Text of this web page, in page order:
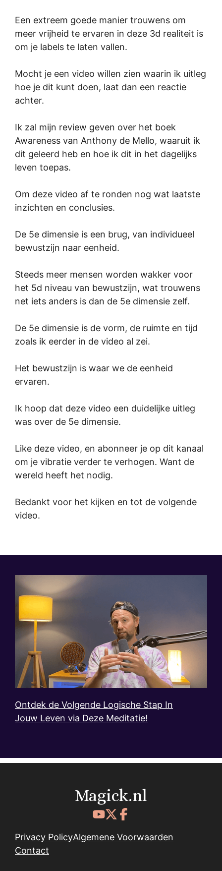
Een extreem goede manier trouwens om
meer vrijheid te ervaren in deze 3d realiteit is
om je labels te laten vallen.
Mocht je een video willen zien waarin ik uitleg
hoe je dit kunt doen, laat dan een reactie
achter.
Ik zal mijn review geven over het boek
Awareness van Anthony de Mello, waaruit ik
dit geleerd heb en hoe ik dit in het dagelijks
leven toepas.
Om deze video af te ronden nog wat laatste
inzichten en conclusies.
De 5e dimensie is een brug, van individueel
bewustzijn naar eenheid.
Steeds meer mensen worden wakker voor
het 5d niveau van bewustzijn, wat trouwens
net iets anders is dan de 5e dimensie zelf.
De 5e dimensie is de vorm, de ruimte en tijd
zoals ik eerder in de video al zei.
Het bewustzijn is waar we de eenheid
ervaren.
Ik hoop dat deze video een duidelijke uitleg
was over de 5e dimensie.
Like deze video, en abonneer je op dit kanaal
om je vibratie verder te verhogen. Want de
wereld heeft het nodig.
Bedankt voor het kijken en tot de volgende
video.
Ontdek de Volgende Logische Stap In
Jouw Leven via Deze Meditatie!
Magick.nl
Privacy PolicyAlgemene Voorwaarden
Contact